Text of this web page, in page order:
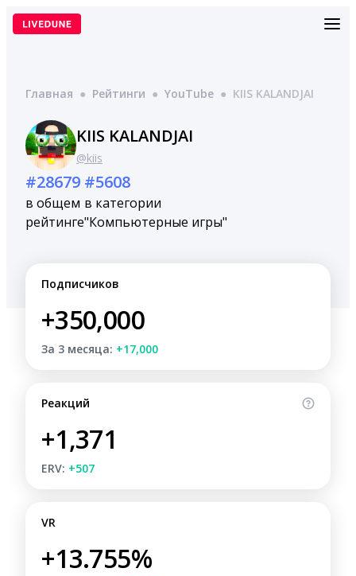
Перейти
Главная ● Рейтинги ● YouTube ● KIIS KALANDJAI
KIIS KALANDJAI
@kiis
#28679
в общем
рейтинге
#5608
в категории
"Компьютерные игры"
Подписчиков
+350,000
За 3 месяца: +17,000
Реакций
+1,371
ERV: +507
VR
+13.755%